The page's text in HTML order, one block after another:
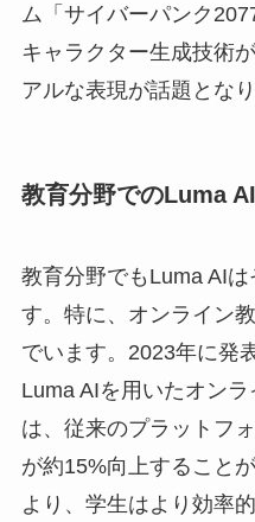
ム「サイバーパンク
キャラクター生成技術
アルな表現が話題となり
教育分野でのLuma
教育分野でもLuma AI
す。特に、オンライン
でいます。2023年に発
Luma AIを用いたオン
は、従来のプラットフ
が約15%向上すること
より、学生はより効率